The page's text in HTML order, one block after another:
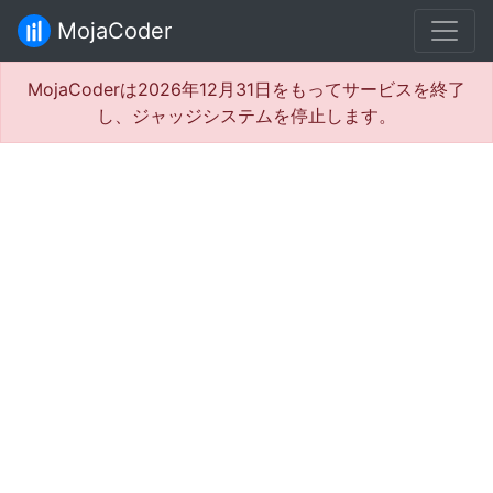
MojaCoder
MojaCoderは2026年12月31日をもってサービスを終了
し、ジャッジシステムを停止します。